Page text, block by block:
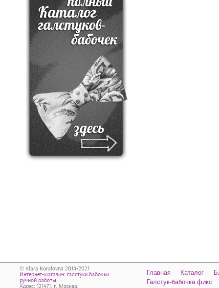
© Klara Koralovna 2014-2021
Интернет-магазин: галстуки бабочки
ручной работы
Адрес: 121471, г. Москва,
Главная Каталог
Галстук-бабочка фикс